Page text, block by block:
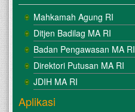
Mahkamah Agung RI
Ditjen Badilag MA RI
Badan Pengawasan MA RI
Direktori Putusan MA RI
JDIH MA RI
Aplikasi